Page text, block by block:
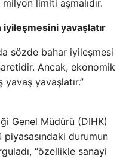
limiti aşmalıdır.
yavaşlatır
sözde bahar iyileşmesi
Ancak, ekonomik
yavaşlatır.”
Genel Müdürü (DIHK)
durumun
“özellikle sanayi